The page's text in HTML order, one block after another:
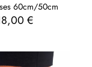
60cm/50cm
€